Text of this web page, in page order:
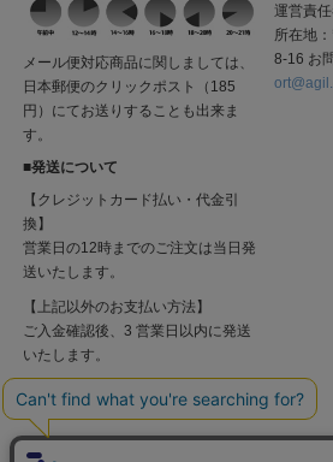
メール便対応商品に関しましては、
日本郵便のクリックポスト（185
円）にてお送りすることも出来ま
す。
■発送について
【クレジットカード払い・代金引
換】
営業日の12時までのご注文は当日発
送いたします。
【上記以外のお支払い方法】
ご入金確認後、3 営業日以内に発送
いたします。
運営責
所在地
8-16 お